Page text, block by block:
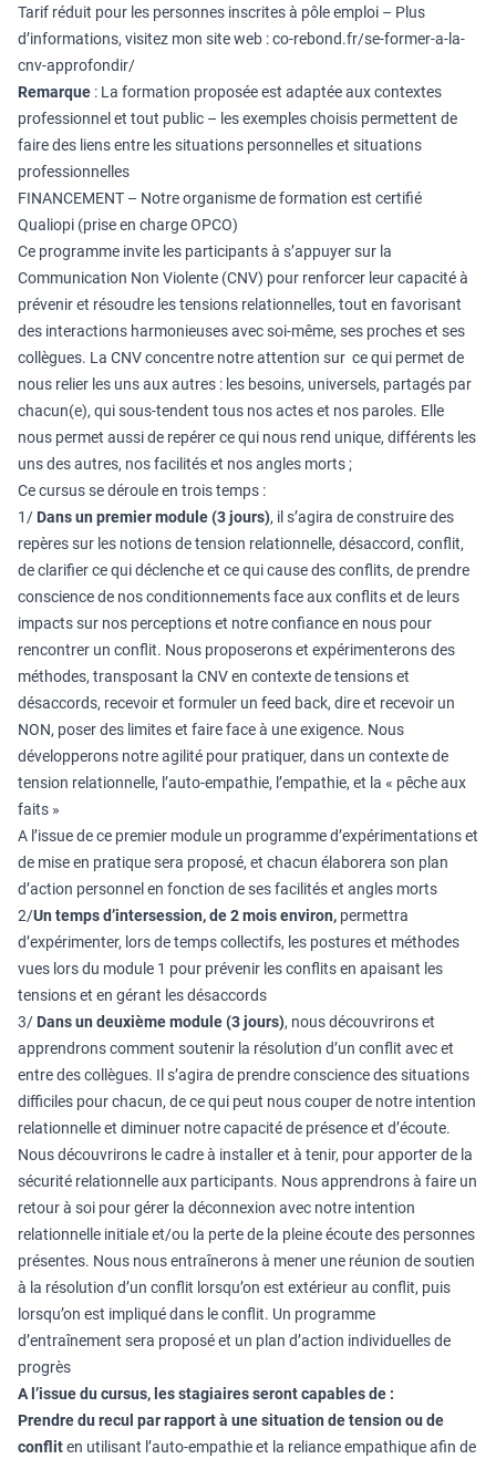
Tarif réduit pour les personnes inscrites à pôle emploi – Plus
d’informations, visitez mon site web :co-rebond.fr/se-former-a-la-
cnv-approfondir/
Remarque : La formation proposée est adaptée aux contextes
professionnel et tout public – les exemples choisis permettent de
faire des liens entre les situations personnelles et situations
professionnelles
FINANCEMENT – Notre organisme de formation est certifié
Qualiopi (prise en charge OPCO)
Ce programme invite les participants à s’appuyer sur la
Communication Non Violente (CNV) pour renforcer leur capacité à
prévenir et résoudre les tensions relationnelles, tout en favorisant
des interactions harmonieuses avec soi-même, ses proches et ses
collègues. La CNV concentre notre attention sur ce qui permet de
nous relier les uns aux autres : les besoins, universels, partagés par
chacun(e), qui sous-tendent tous nos actes et nos paroles. Elle
nous permet aussi de repérer ce qui nous rend unique, différents les
uns des autres, nos facilités et nos angles morts ;
Ce cursus se déroule en trois temps :
1/ Dans un premier module (3 jours), il s’agira de construire des
repères sur les notions de tension relationnelle, désaccord, conflit,
de clarifier ce qui déclenche et ce qui cause des conflits, de prendre
conscience de nos conditionnements face aux conflits et de leurs
impacts sur nos perceptions et notre confiance en nous pour
rencontrer un conflit. Nous proposerons et expérimenterons des
méthodes, transposant la CNV en contexte de tensions et
désaccords, recevoir et formuler un feed back, dire et recevoir un
NON, poser des limites et faire face à une exigence. Nous
développerons notre agilité pour pratiquer, dans un contexte de
tension relationnelle, l’auto-empathie, l’empathie, et la « pêche aux
faits »
A l’issue de ce premier module un programme d’expérimentations et
de mise en pratique sera proposé, et chacun élaborera son plan
d’action personnel en fonction de ses facilités et angles morts
2/Un temps d’intersession, de 2 mois environ, permettra
d’expérimenter, lors de temps collectifs, les postures et méthodes
vues lors du module 1 pour prévenir les conflits en apaisant les
tensions et en gérant les désaccords
3/ Dans un deuxième module (3 jours), nous découvrirons et
apprendrons comment soutenir la résolution d’un conflit avec et
entre des collègues. Il s’agira de prendre conscience des situations
difficiles pour chacun, de ce qui peut nous couper de notre intention
relationnelle et diminuer notre capacité de présence et d’écoute.
Nous découvrirons le cadre à installer et à tenir, pour apporter de la
sécurité relationnelle aux participants. Nous apprendrons à faire un
retour à soi pour gérer la déconnexion avec notre intention
relationnelle initiale et/ou la perte de la pleine écoute des personnes
présentes. Nous nous entraînerons à mener une réunion de soutien
à la résolution d’un conflit lorsqu’on est extérieur au conflit, puis
lorsqu’on est impliqué dans le conflit. Un programme
d’entraînement sera proposé et un plan d’action individuelles de
progrès
A l’issue du cursus, les stagiaires seront capables de :
Prendre du recul par rapport à une situation de tension ou de
confliten utilisant l’auto-empathie et la reliance empathique afin de